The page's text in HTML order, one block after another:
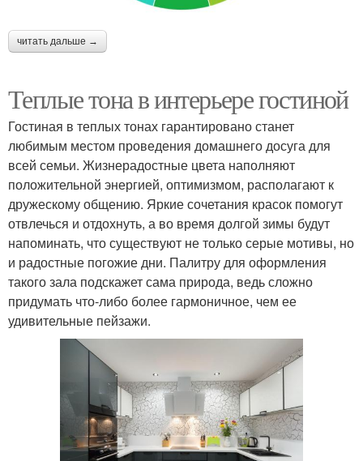
читать дальше →
Теплые тона в интерьере гостиной
Гостиная в теплых тонах гарантировано станет
любимым местом проведения домашнего досуга для
всей семьи. Жизнерадостные цвета наполняют
положительной энергией, оптимизмом, располагают к
дружескому общению. Яркие сочетания красок помогут
отвлечься и отдохнуть, а во время долгой зимы будут
напоминать, что существуют не только серые мотивы, но
и радостные погожие дни. Палитру для оформления
такого зала подскажет сама природа, ведь сложно
придумать что-либо более гармоничное, чем ее
удивительные пейзажи.